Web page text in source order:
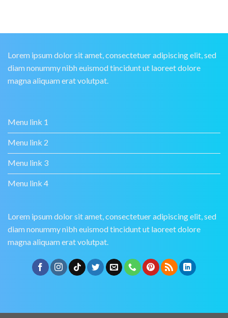
Lorem ipsum dolor sit amet, consectetuer adipiscing elit, sed
diam nonummy nibh euismod tincidunt ut laoreet dolore
magna aliquam erat volutpat.
Menu link 1
Menu link 2
Menu link 3
Menu link 4
Lorem ipsum dolor sit amet, consectetuer adipiscing elit, sed
diam nonummy nibh euismod tincidunt ut laoreet dolore
magna aliquam erat volutpat.